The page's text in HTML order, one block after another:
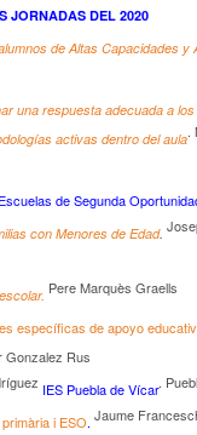
JORNADAS DEL 2020
de Altas Capacidades y
una respuesta adecuada a
activas dentro del aula.
de Segunda
con Menores de Edad.
Pere Marquès Graells
específicas de apoyo
Gonzalez Rus
IES Puebla de Vícar.
i ESO. Jaume